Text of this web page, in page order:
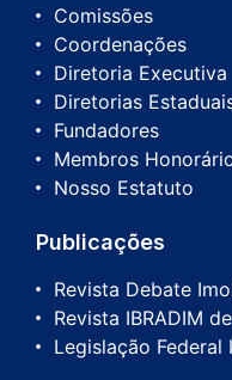
Comissões
Coordenações
Diretoria Executiva
Diretorias
Fundadores
Membros
Nosso Estatuto
Publicações
Revista Debate
Revista IBRADIM
Legislação Federal